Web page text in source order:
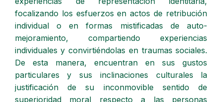
focalizando los esfuerzos en actos de retribución
individual o en formas mistificadas de auto-
mejoramiento, compartiendo experiencias
individuales y convirtiéndolas en traumas sociales.
De esta manera, encuentran en sus gustos
particulares y sus inclinaciones culturales la
justificación de su inconmovible sentido de
superioridad moral respecto a las personas